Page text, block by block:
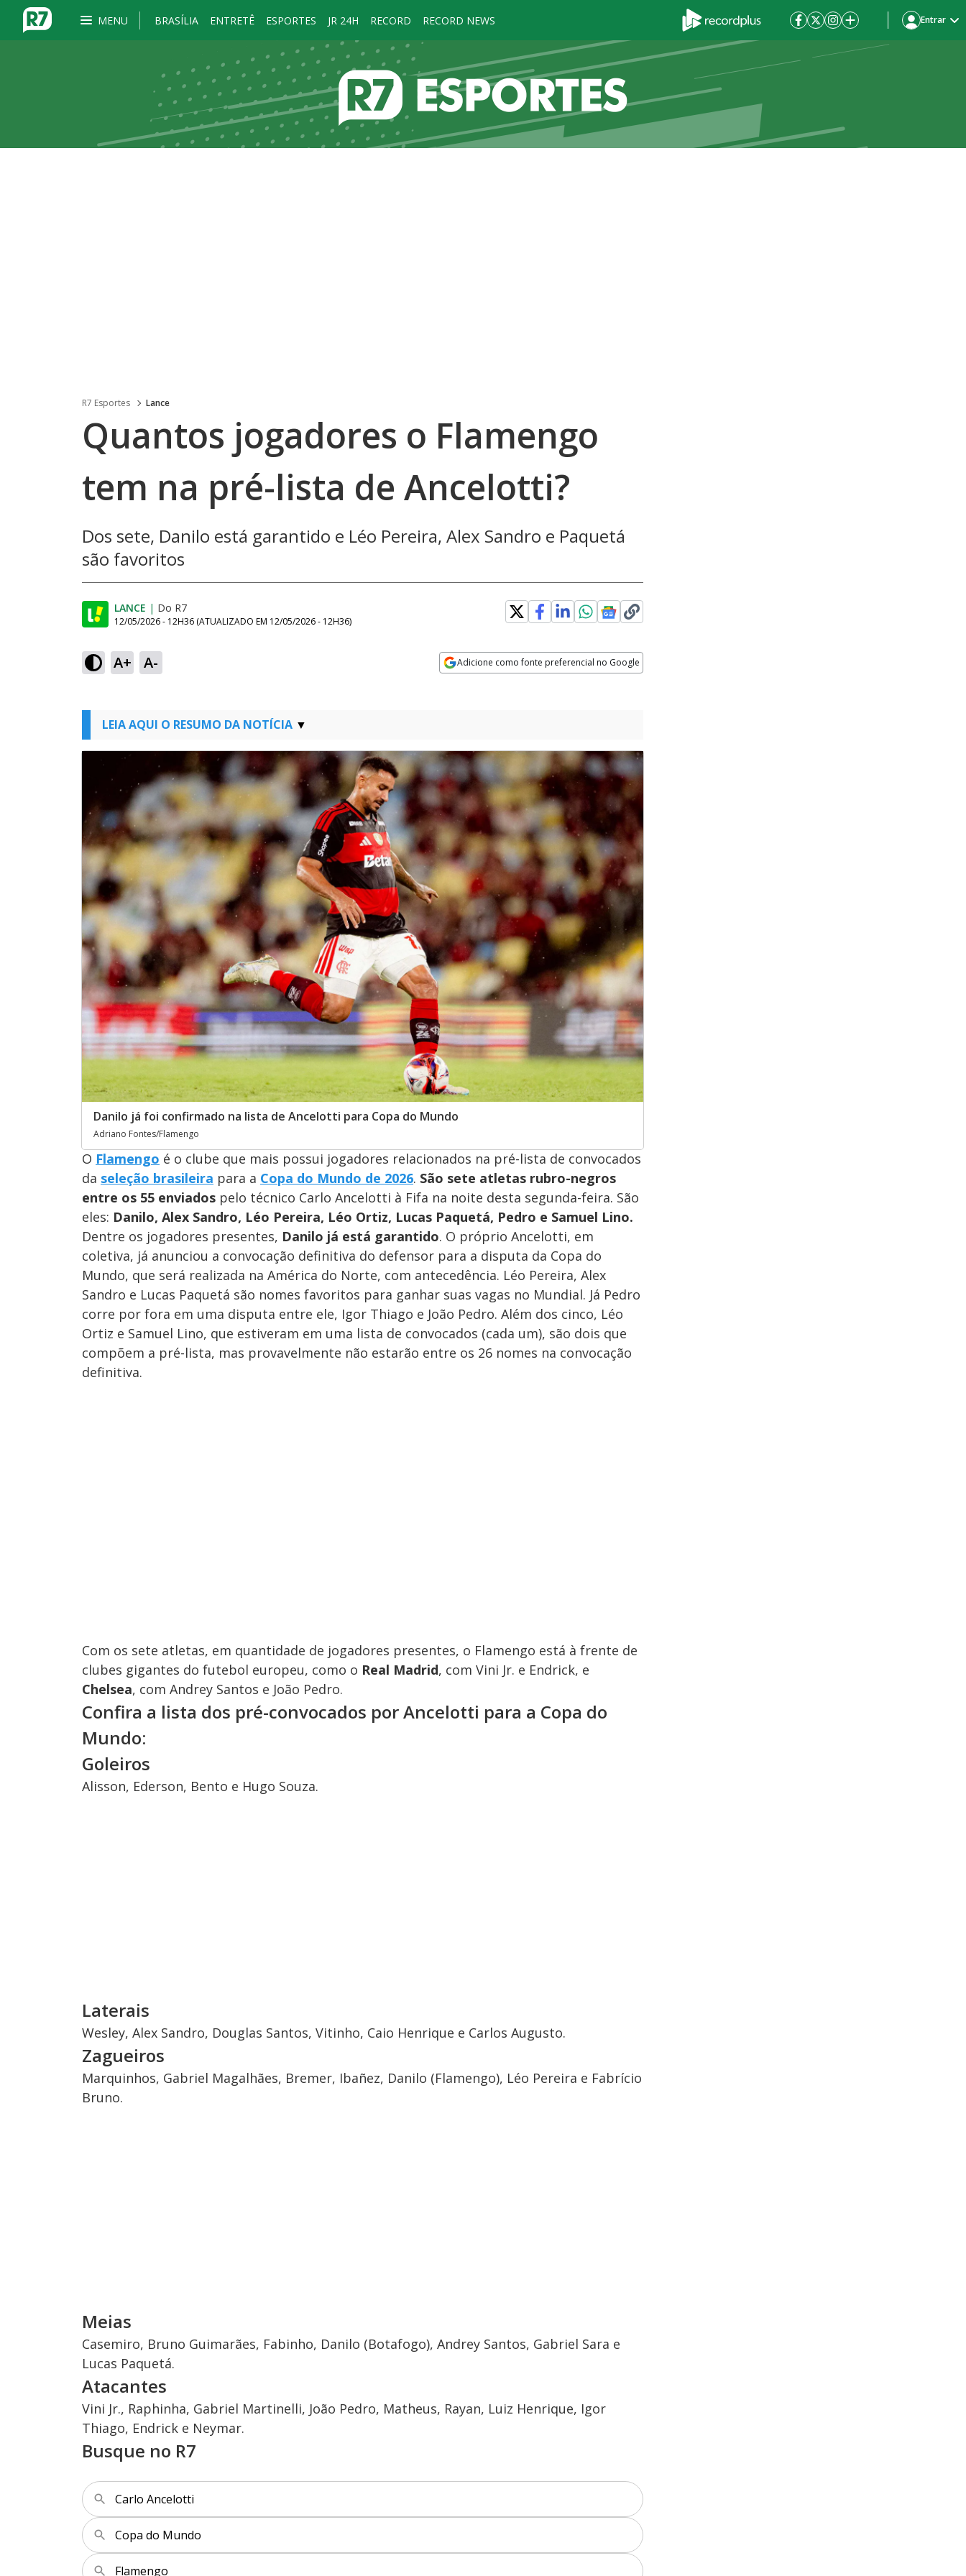
MENU BRASÍLIA ENTRETÊ ESPORTES JR 24H RECORD RECORD NEWS Entrar
R7 Esportes Lance
Quantos jogadores o Flamengo
tem na pré-lista de Ancelotti?
Dos sete, Danilo está garantido e Léo Pereira, Alex Sandro e Paquetá
são favoritos
LANCE | Do R7
12/05/2026 - 12H36 (ATUALIZADO EM 12/05/2026 - 12H36)
A+ A- Adicione como fonte preferencial no Google
LEIA AQUI O RESUMO DA NOTÍCIA
Danilo já foi confirmado na lista de Ancelotti para Copa do Mundo
Adriano Fontes/Flamengo
O Flamengo é o clube que mais possui jogadores relacionados na pré-lista de convocados
da seleção brasileira para a Copa do Mundo de 2026. São sete atletas rubro-negros
entre os 55 enviados pelo técnico Carlo Ancelotti à Fifa na noite desta segunda-feira. São
eles: Danilo, Alex Sandro, Léo Pereira, Léo Ortiz, Lucas Paquetá, Pedro e Samuel Lino.
Dentre os jogadores presentes, Danilo já está garantido. O próprio Ancelotti, em
coletiva, já anunciou a convocação definitiva do defensor para a disputa da Copa do
Mundo, que será realizada na América do Norte, com antecedência. Léo Pereira, Alex
Sandro e Lucas Paquetá são nomes favoritos para ganhar suas vagas no Mundial. Já Pedro
corre por fora em uma disputa entre ele, Igor Thiago e João Pedro. Além dos cinco, Léo
Ortiz e Samuel Lino, que estiveram em uma lista de convocados (cada um), são dois que
compõem a pré-lista, mas provavelmente não estarão entre os 26 nomes na convocação
definitiva.
Com os sete atletas, em quantidade de jogadores presentes, o Flamengo está à frente de
clubes gigantes do futebol europeu, como o Real Madrid, com Vini Jr. e Endrick, e
Chelsea, com Andrey Santos e João Pedro.
Confira a lista dos pré-convocados por Ancelotti para a Copa do
Mundo:
Goleiros
Alisson, Ederson, Bento e Hugo Souza.
Laterais
Wesley, Alex Sandro, Douglas Santos, Vitinho, Caio Henrique e Carlos Augusto.
Zagueiros
Marquinhos, Gabriel Magalhães, Bremer, Ibañez, Danilo (Flamengo), Léo Pereira e Fabrício
Bruno.
Meias
Casemiro, Bruno Guimarães, Fabinho, Danilo (Botafogo), Andrey Santos, Gabriel Sara e
Lucas Paquetá.
Atacantes
Vini Jr., Raphinha, Gabriel Martinelli, João Pedro, Matheus, Rayan, Luiz Henrique, Igor
Thiago, Endrick e Neymar.
Busque no R7
Carlo Ancelotti
Copa do Mundo
Flamengo